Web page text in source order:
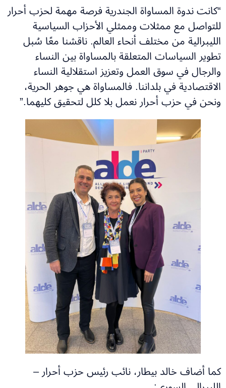
“كانت ندوة المساواة الجندرية فرصة مهمة لحزب أحرار
للتواصل مع ممثلات وممثلي الأحزاب السياسية
الليبرالية من مختلف أنحاء العالم. ناقشنا معًا سُبل
تطوير السياسات المتعلقة بالمساواة بين النساء
والرجال في سوق العمل وتعزيز استقلالية النساء
الاقتصادية في بلداننا. فالمساواة هي جوهر الحرية،
ونحن في حزب أحرار نعمل بلا كلل لتحقيق كليهما.”
كما أضاف خالد بيطار، نائب رئيس حزب أحرار –